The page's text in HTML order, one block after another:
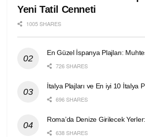
Yeni Tatil Cenneti
1005 SHARES
En Güzel İspanya Plajları:
726 SHARES
İtalya Plajları ve En iyi 10 İtalya
696 SHARES
Roma’da Denize Girilecek
638 SHARES